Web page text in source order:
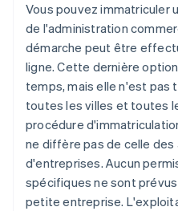
Vous pouvez immatriculer
de l'administration
démarche peut être
ligne. Cette dernière
temps, mais elle n'est pas
toutes les villes et toutes
procédure
ne diffère pas de celle
d'entreprises. Aucun
spécifiques ne sont
petite entreprise.